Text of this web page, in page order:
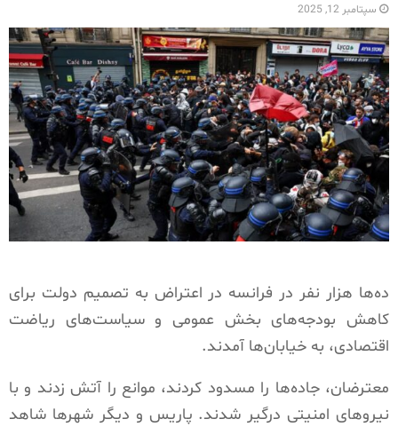
سپتامبر 12, 2025
ده‌ها هزار نفر در فرانسه در اعتراض به تصمیم دولت برای
کاهش بودجه‌های بخش عمومی و سیاست‌های ریاضت
اقتصادی، به خیابان‌ها آمدند.
معترضان، جاده‌ها را مسدود کردند، موانع را آتش زدند و با
نیروهای امنیتی درگیر شدند. پاریس و دیگر شهرها شاهد